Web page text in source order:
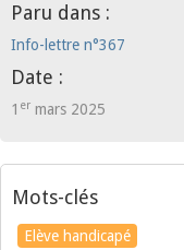
Paru dans :
Info-lettre n°367
Date :
1 er mars 2025
Mots-clés
Elève handicapé